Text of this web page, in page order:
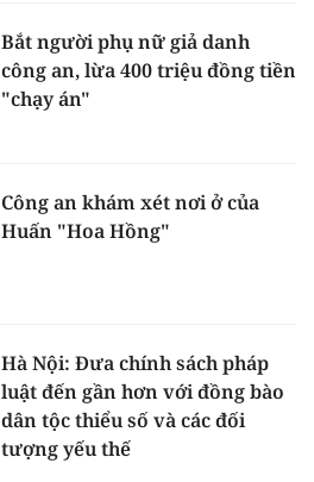
Bắt người phụ nữ giả danh
công an, lừa 400 triệu đồng tiền
"chạy án"
Công an khám xét nơi ở của
Huấn "Hoa Hồng"
Hà Nội: Đưa chính sách pháp
luật đến gần hơn với đồng bào
dân tộc thiểu số và các đối
tượng yếu thế